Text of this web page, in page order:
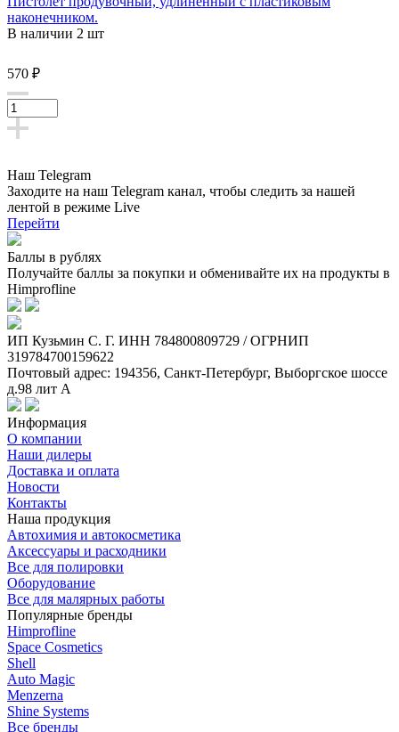
наконечником.
В наличии 2 шт
570 ₽
Наш Telegram
Заходите на наш Telegram канал, чтобы следить за нашей
лентой в режиме Live
Перейти
Баллы в рублях
Получайте баллы за покупки и обменивайте их на продукты в
Himprofline
ИП Кузьмин C. Г. ИНН 784800809729 / ОГРНИП
319784700159622
Почтовый адрес: 194356, Санкт-Петербург, Выборгское шоссе
д.98 лит А
Информация
О компании
Наши дилеры
Доставка и оплата
Новости
Контакты
Наша продукция
Автохимия и автокосметика
Аксессуары и расходники
Все для полировки
Оборудование
Все для малярных работы
Популярные бренды
Himprofline
Space Cosmetics
Shell
Auto Magic
Menzerna
Shine Systems
Все бренды